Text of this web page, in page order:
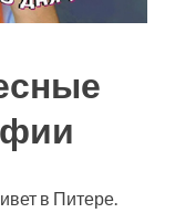
в Питере.